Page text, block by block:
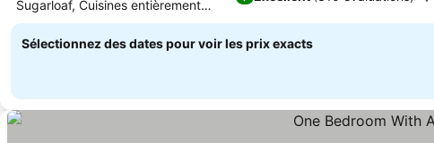
Sugarloaf, Cuisines entièrement
équipées
Sélectionnez des dates pour voir les prix exacts